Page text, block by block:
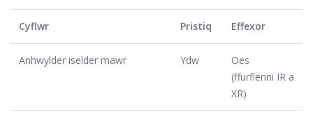
Cyflwr Pristiq Effexor
Anhwylder iselder mawr Ydw
Oes
(ffurflenni IR a
XR)